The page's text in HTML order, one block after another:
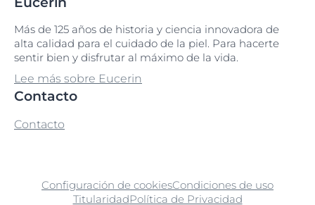
Más de 125 años de historia y ciencia innovadora de
alta calidad para el cuidado de la piel. Para hacerte
sentir bien y disfrutar al máximo de la vida.
Lee más sobre Eucerin
Contacto
Contacto
Configuración de cookiesCondiciones de uso
TitularidadPolítica de Privacidad